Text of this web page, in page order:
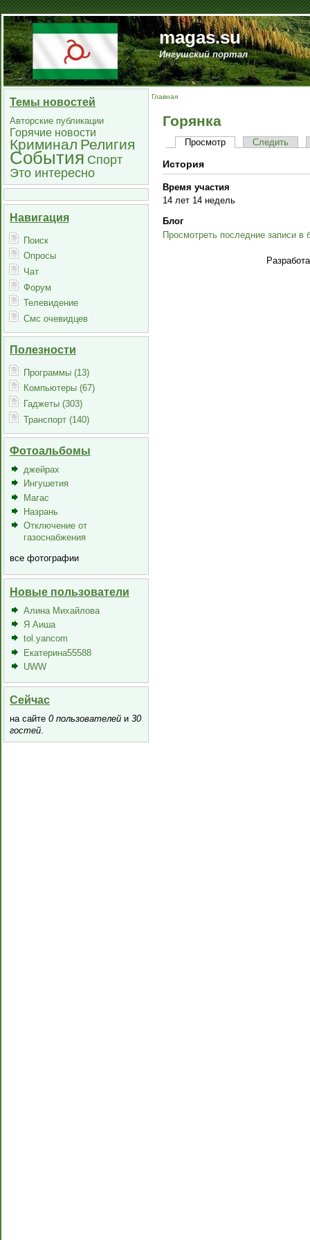
magas.su
Ингушский портал
Темы новостей
Авторские публикации
Горячие новости
Криминал Религия
События Спорт
Это интересно
Навигация
Поиск
Опросы
Чат
Форум
Телевидение
Смс очевидцев
Полезности
Программы (13)
Компьютеры (67)
Гаджеты (303)
Транспорт (140)
Фотоальбомы
джейрах
Ингушетия
Магас
Назрань
Отключение от
газоснабжения
все фотографии
Новые пользователи
Алина Михайлова
Я Аиша
tol.yancom
Екатерина55588
UWW
Сейчас
на сайте 0 пользователей и 30
гостей.
Главная
Горянка
Просмотр Следить
История
Время участия
14 лет 14 недель
Блог
Просмотреть последние записи в